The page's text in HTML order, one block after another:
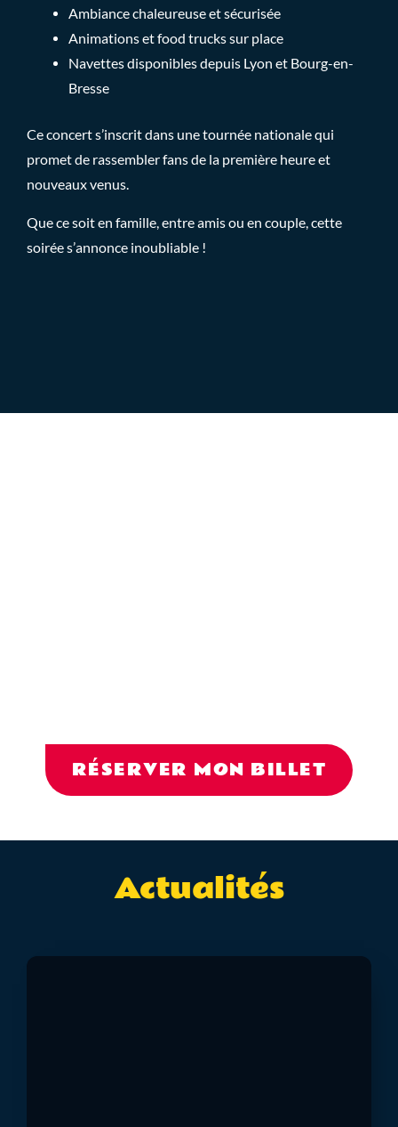
Ambiance chaleureuse et sécurisée
Animations et food trucks sur place
Navettes disponibles depuis Lyon et Bourg-en-
Bresse
Ce concert s’inscrit dans une tournée nationale qui
promet de rassembler fans de la première heure et
nouveaux venus.
Que ce soit en famille, entre amis ou en couple, cette
soirée s’annonce inoubliable !
RÉSERVER MON BILLET
Actualités